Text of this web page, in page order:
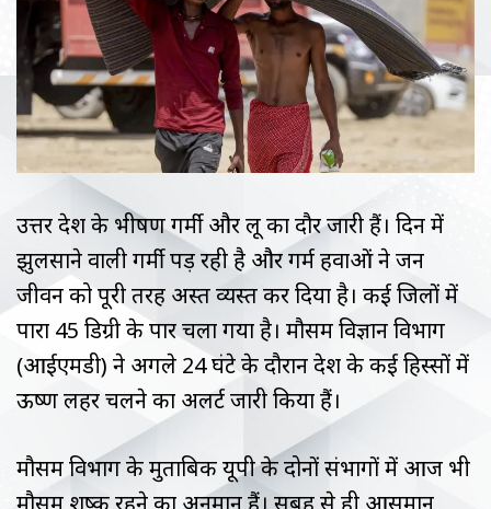
उत्तर प्रदेश के भीषण गर्मी और लू का दौर जारी हैं। दिन में
झुलसाने वाली गर्मी पड़ रही है और गर्म हवाओं ने जन
जीवन को पूरी तरह अस्त व्यस्त कर दिया है। कई जिलों में
पारा 45 डिग्री के पार चला गया है। मौसम विज्ञान विभाग
(आईएमडी) ने अगले 24 घंटे के दौरान प्रदेश के कई हिस्सों में
ऊष्ण लहर चलने का अलर्ट जारी किया हैं।
मौसम विभाग के मुताबिक यूपी के दोनों संभागों में आज भी
मौसम शुष्क रहने का अनुमान हैं। सुबह से ही आसमान